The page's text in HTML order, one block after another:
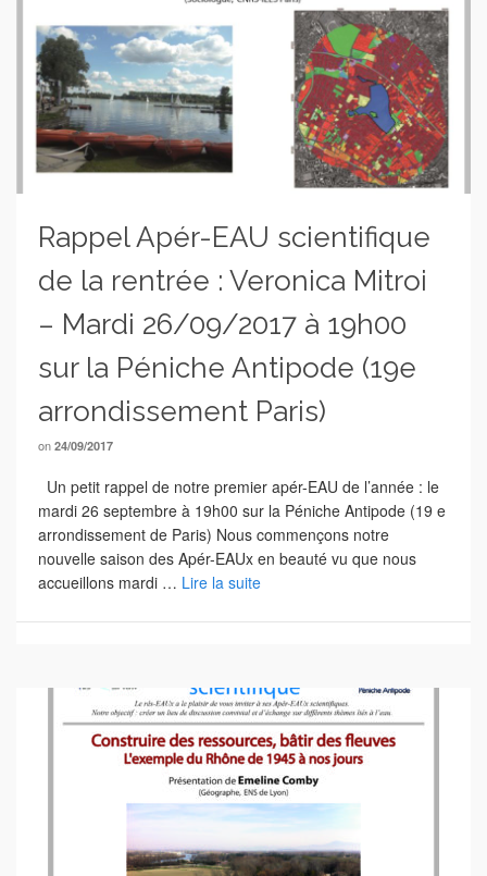
Rappel Apér-EAU scientifique
de la rentrée : Veronica Mitroi
– Mardi 26/09/2017 à 19h00
sur la Péniche Antipode (19e
arrondissement Paris)
on 24/09/2017
Un petit rappel de notre premier apér-EAU de l’année : le
mardi 26 septembre à 19h00 sur la Péniche Antipode (19 e
arrondissement de Paris) Nous commençons notre
nouvelle saison des Apér-EAUx en beauté vu que nous
accueillons mardi … Lire la suite